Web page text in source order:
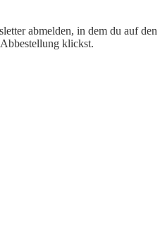
abmelden, in dem du auf den
klickst.